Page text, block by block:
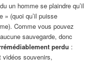
un homme se plaindre qu’il
» (quoi qu’il puisse
Comme vous pouvez
sauvegarde, donc
perdu :
vidéos souvenirs,